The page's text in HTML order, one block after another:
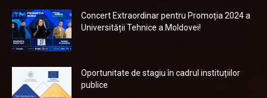
Concert Extraordinar pentru Promoția 2024 a
Universității Tehnice a Moldovei!
Oportunitate de stagiu în cadrul instituțiilor
publice